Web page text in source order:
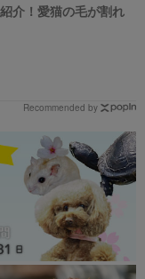
介！愛猫の毛が割れ
Recommended by